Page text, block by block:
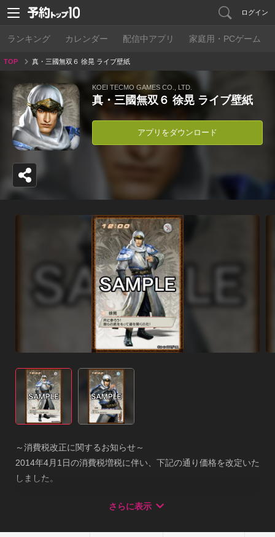
ログイン
ランキング カレンダー 配信中アプリ 家庭用・PCゲーム
TOP 真・三國無双６ 徐晃 ライブ壁紙
KOEI TECMO GAMES CO., LTD.
真・三國無双６ 徐晃 ライブ壁紙
アプリをダウンロード
～消費税改正に関するお知らせ～
2014年4月1日の消費税増税に伴い、下記の通り価格を改定いた
しました。
『真・三國無双６ 徐晃 ライブ壁紙』は、PS3版『真・三國無双
さらに表示